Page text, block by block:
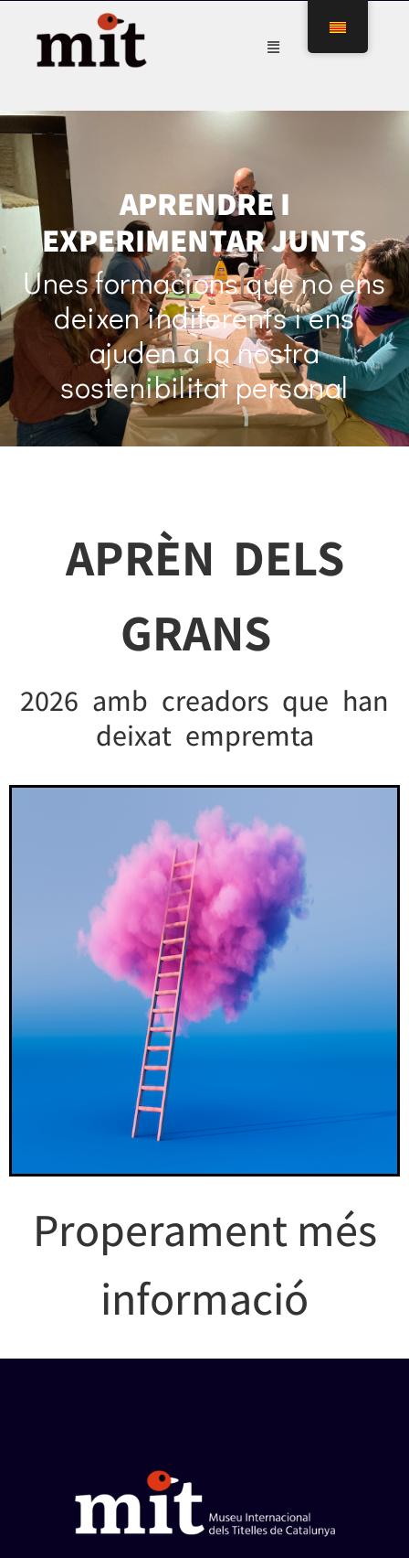
APRENDRE I
EXPERIMENTAR JUNTS
Unes formacions que no ens
deixen indiferents i ens
ajuden a la nostra
sostenibilitat personal
APRÈN DELS
GRANS
2026 amb creadors que han
deixat empremta
Properament més
informació